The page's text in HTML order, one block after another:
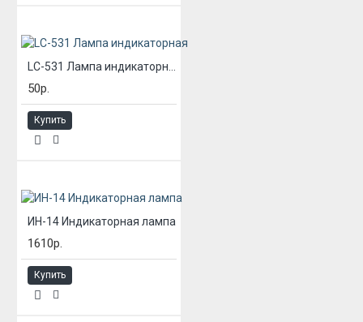
50р.
Купить
ИН-14 Индикаторная лампа
1610р.
Купить